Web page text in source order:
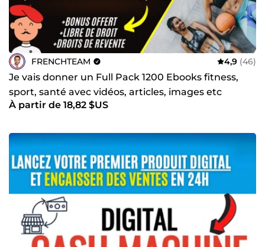
FRENCHTEAM 4,9 (46)
Je vais donner un Full Pack 1200 Ebooks fitness,
sport, santé avec vidéos, articles, images etc
À partir de 18,82 $US